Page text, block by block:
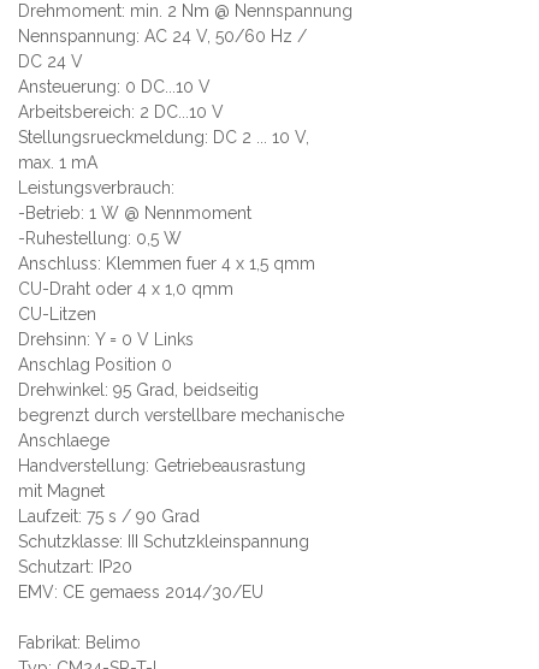
Drehmoment: min. 2 Nm @ Nennspannung
Nennspannung: AC 24 V, 50/60 Hz /
DC 24 V
Ansteuerung: 0 DC...10 V
Arbeitsbereich: 2 DC...10 V
Stellungsrueckmeldung: DC 2 ... 10 V,
max. 1 mA
Leistungsverbrauch:
-Betrieb: 1 W @ Nennmoment
-Ruhestellung: 0,5 W
Anschluss: Klemmen fuer 4 x 1,5 qmm
CU-Draht oder 4 x 1,0 qmm
CU-Litzen
Drehsinn: Y = 0 V Links
Anschlag Position 0
Drehwinkel: 95 Grad, beidseitig
begrenzt durch verstellbare mechanische
Anschlaege
Handverstellung: Getriebeausrastung
mit Magnet
Laufzeit: 75 s / 90 Grad
Schutzklasse: III Schutzkleinspannung
Schutzart: IP20
EMV: CE gemaess 2014/30/EU
Fabrikat: Belimo